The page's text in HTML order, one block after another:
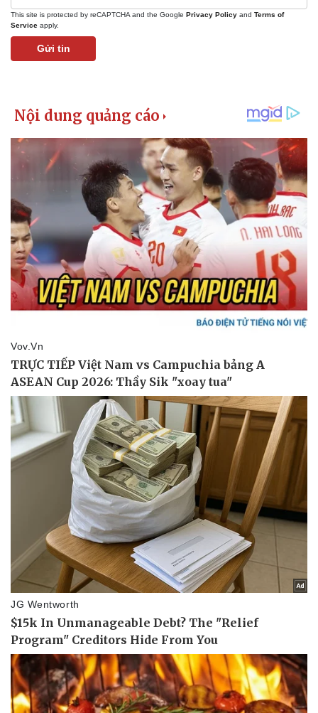
Pháp luật
Vụ án
Tin nóng
Tư vấn luật
Quân sự - Quốc phòng
Vũ khí
Việt Nam
Phân tích
This site is protected by reCAPTCHA and the Google Privacy Policy and Terms of
Service apply.
Gửi tin